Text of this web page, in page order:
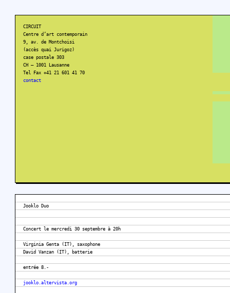
CIRCUIT
Centre d’art contemporain
9, av. de Montchoisi
(accès quai Jurigoz)
case postale 303
CH – 1001 Lausanne
Tel Fax +41 21 601 41 70
contact
Jooklo Duo
Concert le mercredi 30 septembre à 20h
Virginia Genta (IT), saxophone
David Vanzan (IT), batterie
entrée 8.-
jooklo.altervista.org